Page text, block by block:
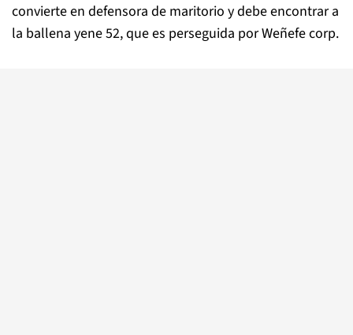
convierte en defensora de maritorio y debe encontrar a
la ballena yene 52, que es perseguida por Weñefe corp.